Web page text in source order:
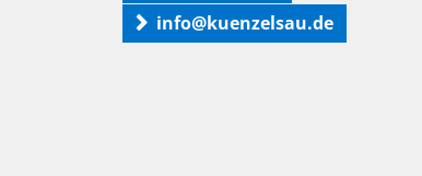
info@kuenzelsau.de